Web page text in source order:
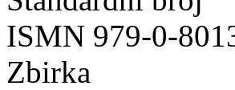
ISMN 979-0-
Zbirka